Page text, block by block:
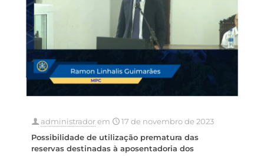
administradorem
17 de novembro de 2023
Possibilidade de utilização prematura das
reservas destinadas à aposentadoria dos